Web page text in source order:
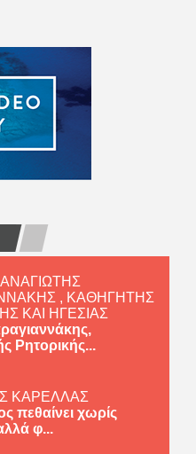
, ΚΑΘΗΓΗΤΗΣ
ΚΑΙ ΗΓΕΣΙΑΣ
Ρητορικής...
ΚΑΡΕΛΛΑΣ
πεθαίνει χωρίς
φ...